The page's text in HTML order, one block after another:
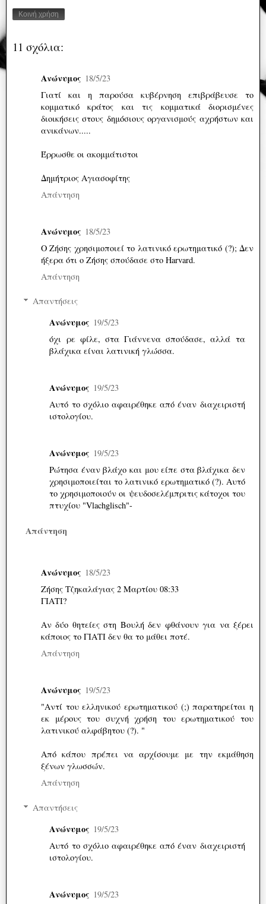
Κοινή χρήση
11 σχόλια:
Ανώνυμος 18/5/23
Γιατί και η παρούσα κυβέρνηση επιβράβευσε το
κομματικό κράτος και τις κομματικά διορισμένες
διοικήσεις στους δημόσιους οργανισμούς αχρήστων και
ανικάνων.....
Έρρωσθε οι ακομμάτιστοι
Δημήτριος Αγιασοφίτης
Απάντηση
Ανώνυμος 18/5/23
Ο Ζήσης χρησιμοποιεί το λατινικό ερωτηματικό (?); Δεν
ήξερα ότι ο Ζήσης σπούδασε στο Harvard.
Απάντηση
Απαντήσεις
Ανώνυμος 19/5/23
όχι ρε φίλε, στα Γιάννενα σπούδασε, αλλά τα
βλάχικα είναι λατινική γλώσσα.
Ανώνυμος 19/5/23
Αυτό το σχόλιο αφαιρέθηκε από έναν διαχειριστή
ιστολογίου.
Ανώνυμος 19/5/23
Ρώτησα έναν βλάχο και μου είπε στα βλάχικα δεν
χρησιμοποιείται το λατινικό ερωτηματικό (?). Αυτό
το χρησιμοποιούν οι ψευδοσελέμπριτις κάτοχοι του
πτυχίου "Vlachglisch"-
Απάντηση
Ανώνυμος 18/5/23
Ζήσης Τζηκαλάγιας 2 Μαρτίου 08:33
ΓΙΑΤΙ?
Αν δύο θητείες στη Βουλή δεν φθάνουν για να ξέρει
κάποιος το ΓΙΑΤΙ δεν θα το μάθει ποτέ.
Απάντηση
Ανώνυμος 19/5/23
"Αντί του ελληνικού ερωτηματικού (;) παρατηρείται η
εκ μέρους του συχνή χρήση του ερωτηματικού του
λατινικού αλφάβητου (?). "
Από κάπου πρέπει να αρχίσουμε με την εκμάθηση
ξένων γλωσσών.
Απάντηση
Απαντήσεις
Ανώνυμος 19/5/23
Αυτό το σχόλιο αφαιρέθηκε από έναν διαχειριστή
ιστολογίου.
Ανώνυμος 19/5/23